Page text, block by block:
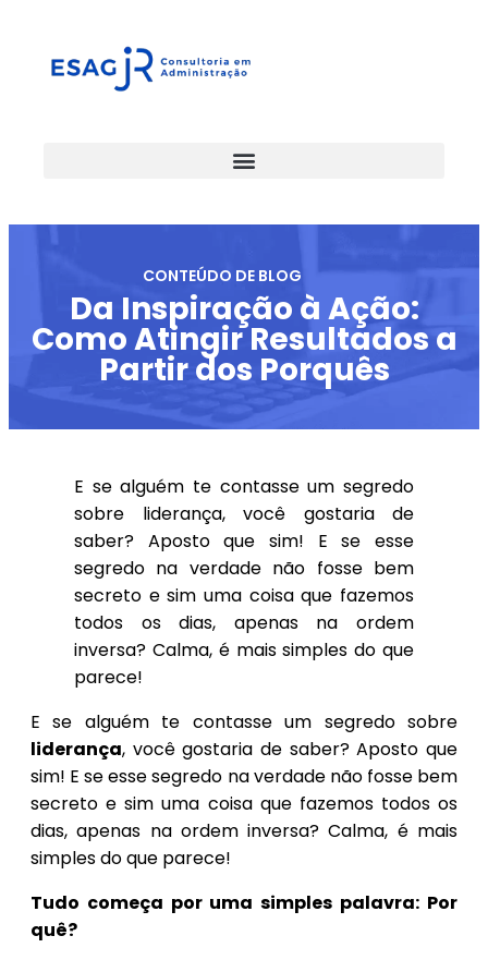
CONTEÚDO DE BLOG
Da Inspiração à Ação:
Como Atingir Resultados a
Partir dos Porquês
E se alguém te contasse um segredo
sobre liderança, você gostaria de
saber? Aposto que sim! E se esse
segredo na verdade não fosse bem
secreto e sim uma coisa que fazemos
todos os dias, apenas na ordem
inversa? Calma, é mais simples do que
parece!
E se alguém te contasse um segredo sobre
liderança, você gostaria de saber? Aposto que
sim! E se esse segredo na verdade não fosse bem
secreto e sim uma coisa que fazemos todos os
dias, apenas na ordem inversa? Calma, é mais
simples do que parece!
Tudo começa por uma simples palavra: Por
quê?